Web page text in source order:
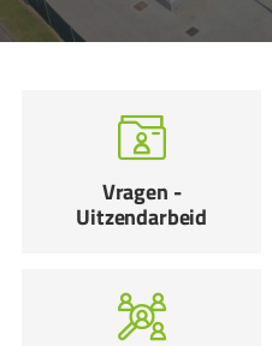
Vragen -
Uitzendarbeid